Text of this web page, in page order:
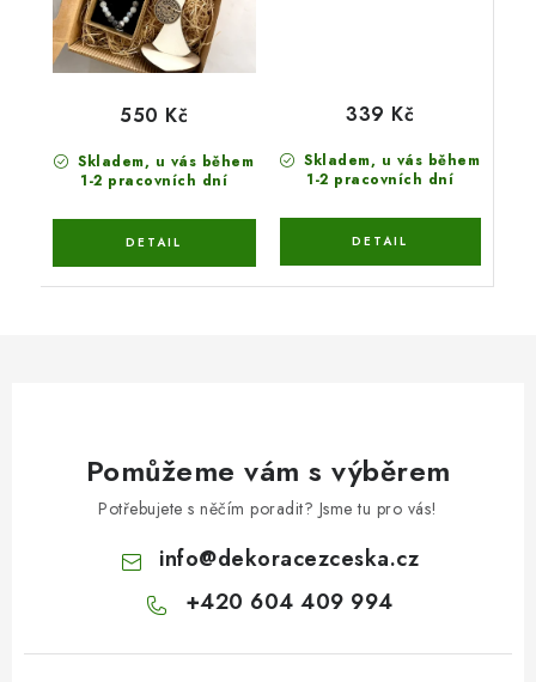
Skladem, u vás během
1-2 pracovních dní
550 Kč
Skladem, u vás během
1-2 pracovních dní
339 Kč
Pomůžeme vám s výběrem
Potřebujete s něčím poradit? Jsme tu pro vás!
info@dekoracezceska.cz
+420 604 409 994